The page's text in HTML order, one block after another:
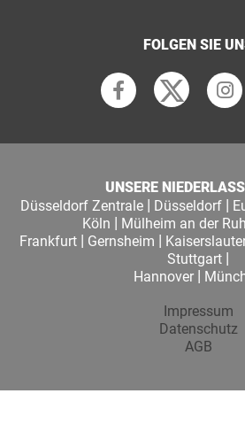
FOLGEN SIE
UNSERE
Düsseldorf Zentrale| Düsseldorf|
Köln | Mülheim an der
Frankfurt | Gernsheim |
Stuttgart |
Hannover |
Impressum
Datenschutz
AGB